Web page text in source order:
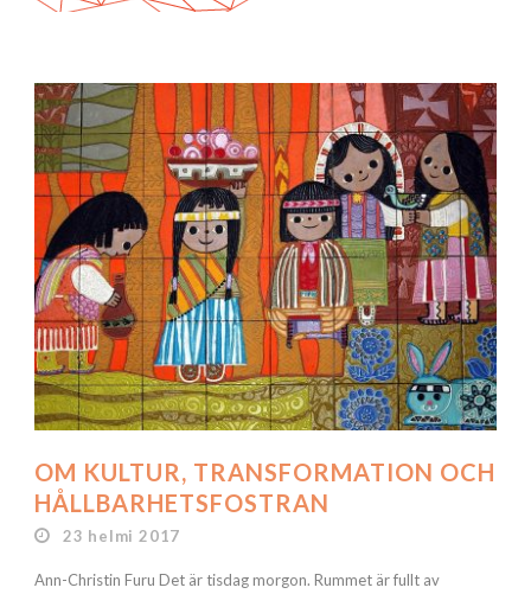
OM KULTUR, TRANSFORMATION OCH
HÅLLBARHETSFOSTRAN
23 helmi 2017
Ann-Christin Furu Det är tisdag morgon. Rummet är fullt av